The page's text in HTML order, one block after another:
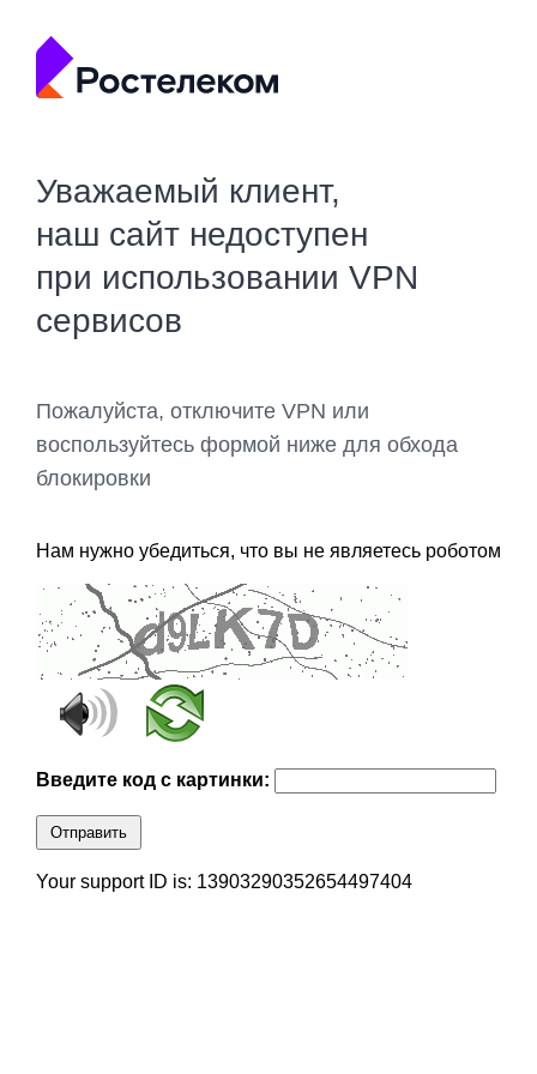
Уважаемый клиент,
наш сайт недоступен
при использовании VPN
сервисов
Пожалуйста, отключите VPN или
воспользуйтесь формой ниже для обхода
блокировки
Нам нужно убедиться, что вы не являетесь роботом
Введите код с картинки:
Отправить
Your support ID is: 13903290352654497404